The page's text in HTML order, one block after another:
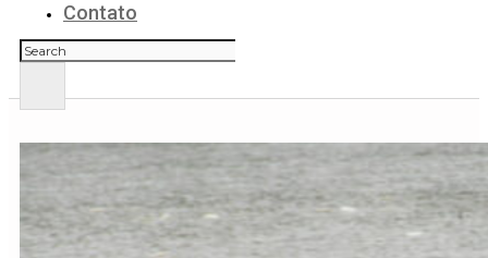
Contato
Pesquisar